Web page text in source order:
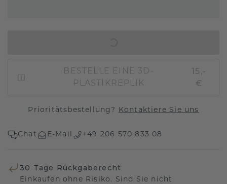
BESTELLE EINE 3D-
PLASTIKREPLIK
15,-
€
Prioritätsbestellung? Kontaktiere Sie uns
Chat E-Mail +49 206 570 833 08
30 Tage Rückgaberecht
Einkaufen ohne Risiko. Sind Sie nicht